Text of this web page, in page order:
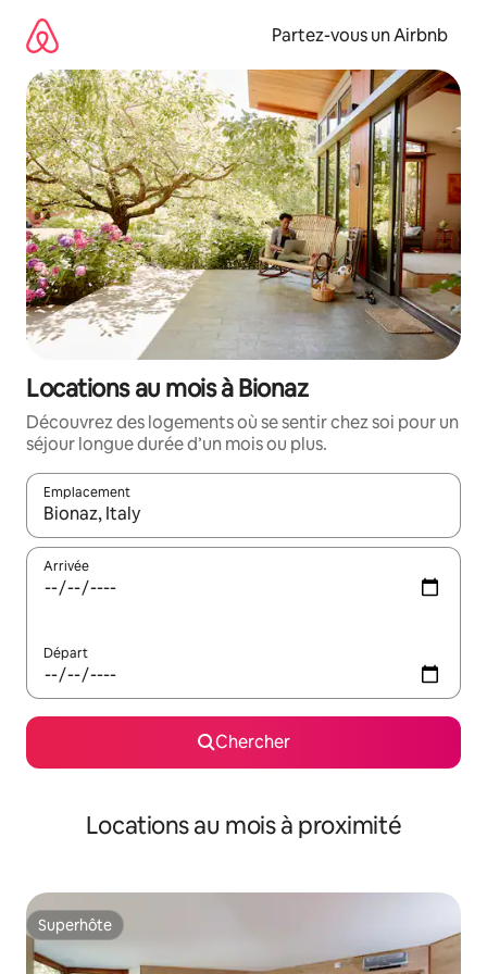
directement
contenu
Partez-vous un Airbnb
Locations au mois à Bionaz
Découvrez des logements où se sentir chez soi pour un
séjour longue durée d’un mois ou plus.
Emplacement
Quand les résultats sont affichés, parcourez-les en utilisant
Arrivée
Départ
Chercher
Locations au mois à proximité
Superhôte
Superhôte